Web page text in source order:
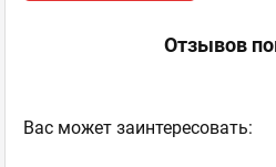
Отзывов
Ваc может заинтересовать: